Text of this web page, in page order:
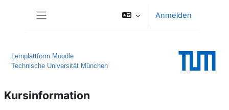
Anmelden
Lernplattform Moodle
Technische Universität München
Kursinformation